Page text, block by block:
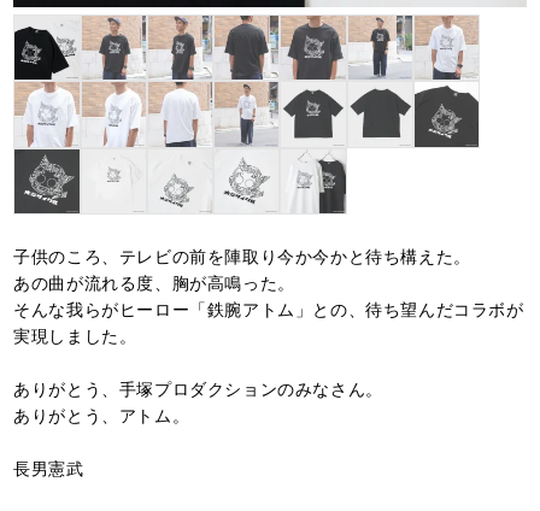
子供のころ、テレビの前を陣取り今か今かと待ち構えた。
あの曲が流れる度、胸が高鳴った。
そんな我らがヒーロー「鉄腕アトム」との、待ち望んだコラボが
実現しました。
ありがとう、手塚プロダクションのみなさん。
ありがとう、アトム。
長男憲武